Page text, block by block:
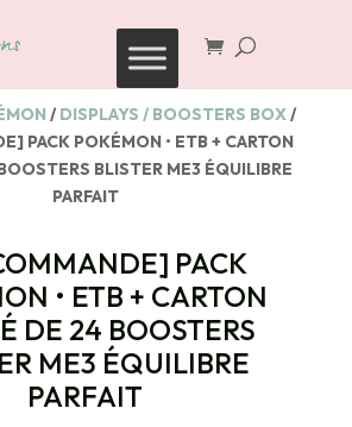
/ DISPLAYS / BOOSTERS BOX/
PACK POKÉMON • ETB + CARTON
BLISTER ME3 ÉQUILIBRE
PARFAIT
PACK
• ETB + CARTON
DE 24 BOOSTERS
ME3 ÉQUILIBRE
PARFAIT